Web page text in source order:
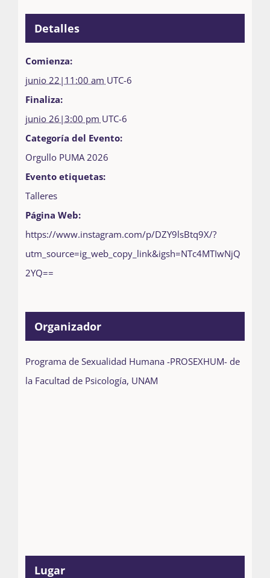
Detalles
Comienza:
junio 22|11:00 am UTC-6
Finaliza:
junio 26|3:00 pm UTC-6
Categoría del Evento:
Orgullo PUMA 2026
Evento etiquetas:
Talleres
Página Web:
https://www.instagram.com/p/DZY9lsBtq9X/?
utm_source=ig_web_copy_link&igsh=NTc4MTIwNjQ
2YQ==
Organizador
Programa de Sexualidad Humana -PROSEXHUM- de
la Facultad de Psicología, UNAM
Lugar